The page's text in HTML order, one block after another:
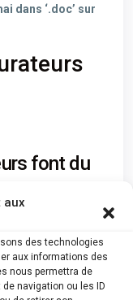
aux
des technologies
aux informations des
nous permettra de
navigation ou les ID
dans ‘.doc’ sur
font du
cette semaine